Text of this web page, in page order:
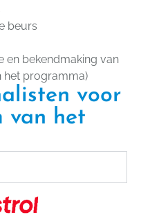
beurs
en bekendmaking van
het programma)
voor
van het